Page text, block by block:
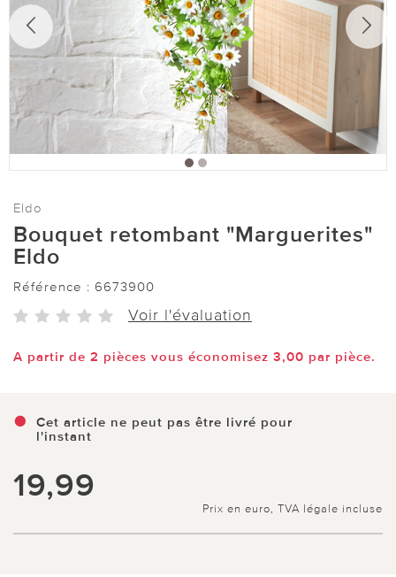
Eldo
Bouquet retombant "Marguerites"
Eldo
Référence : 6673900
Voir l'évaluation
A partir de 2 pièces vous économisez 3,00 par pièce.
Cet article ne peut pas être livré pour
l'instant
19,99
Prix en euro, TVA légale incluse